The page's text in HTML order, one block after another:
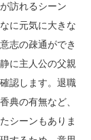
訪れるシーン
に元気に大きな
志の疎通ができ
に主人公の父親
認します。退職
典の有無など、
シーンもありま